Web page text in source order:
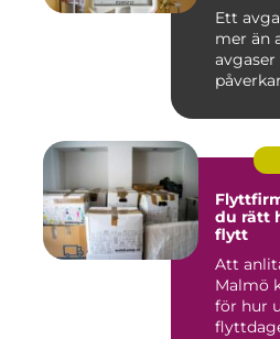
Ett
mer än
Flyttfirma
du rätt
flytt
Att
Malmö
för hur